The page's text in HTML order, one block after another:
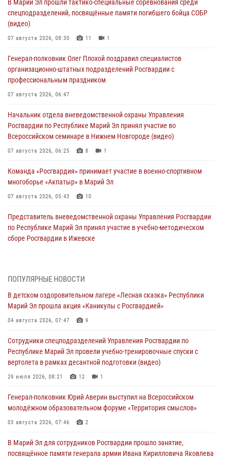
В Марий Эл прошли тактико-специальные соревнования среди
спецподразделений, посвящённые памяти погибшего бойца СОБР
(видео)
07 августа 2026, 08:30 11 1
Генерал-полковник Олег Плохой поздравил специалистов
организационно-штатных подразделений Росгвардии с
профессиональным праздником
07 августа 2026, 06:47
Начальник отдела вневедомственной охраны Управления
Росгвардии по Республике Марий Эл принял участие во
Всероссийском семинаре в Нижнем Новгороде (видео)
07 августа 2026, 06:25 8 1
Команда «Росгвардия» принимает участие в военно-спортивном
многоборье «Акпатыр» в Марий Эл
07 августа 2026, 05:43 10
Представитель вневедомственной охраны Управления Росгвардии
по Республике Марий Эл принял участие в учебно-методическом
сборе Росгвардии в Ижевске
провели более 90 проверок мест хранения гражданского оружия
06 августа 2026, 08:00
В Марий Эл сотрудники вневедомственной охраны Росгвардии за
05 августа 2026, 09:44
В Марий Эл для сотрудников Росгвардии прошло занятие,
посвящённое памяти генерала армии Ивана Кирилловича Яковлева
В детском оздоровительном лагере «Лесная сказка» Республики
Марий Эл прошла акция «Каникулы с Росгвардией»
Сотрудники Центра лицензионно-разрешительной работы
ПОПУЛЯРНЫЕ НОВОСТИ
В детском оздоровительном лагере «Лесная сказка» Республики
Марий Эл прошла акция «Каникулы с Росгвардией»
04 августа 2026, 07:47 9
Сотрудники спецподразделений Управления Росгвардии по
Республике Марий Эл провели учебно-тренировочные спуски с
вертолета в рамках десантной подготовки (видео)
29 июля 2026, 08:21 12 1
Генерал-полковник Юрий Аверин выступил на Всероссийском
молодёжном образовательном форуме «Территория смыслов»
03 августа 2026, 07:46 2
В Марий Эл для сотрудников Росгвардии прошло занятие,
посвящённое памяти генерала армии Ивана Кирилловича Яковлева